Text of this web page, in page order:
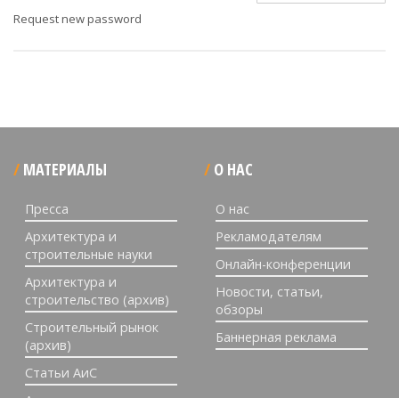
Request new password
МАТЕРИАЛЫ
Пресса
Архитектура и
строительные науки
Архитектура и
строительство (архив)
Строительный рынок
(архив)
Статьи АиС
О НАС
О нас
Рекламодателям
Онлайн-конференции
Новости, статьи,
обзоры
Баннерная реклама